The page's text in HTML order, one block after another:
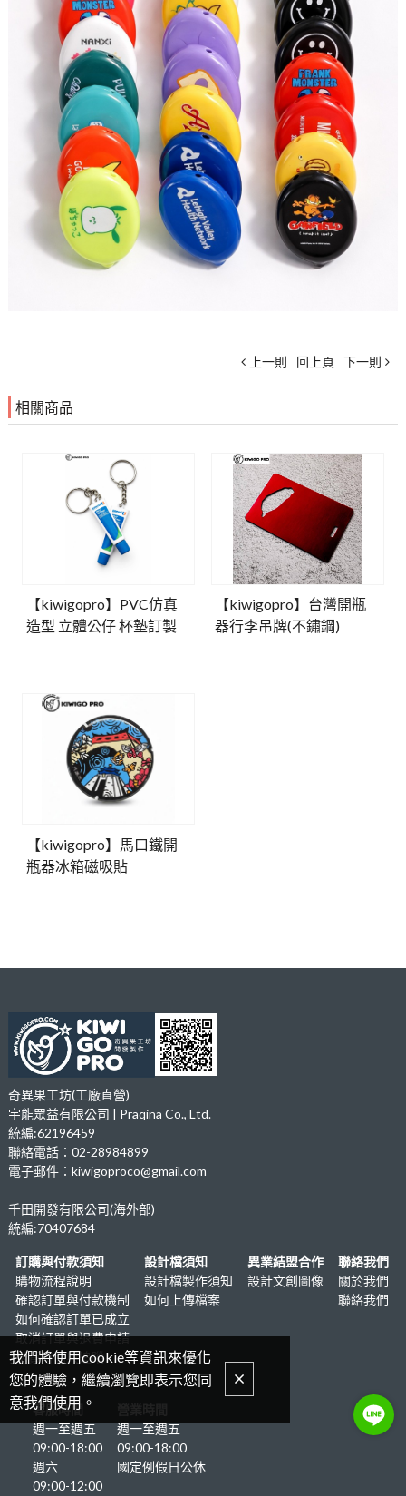
上一則 回上頁 下一則
相關商品
【kiwigopro】PVC仿真
造型 立體公仔 杯墊訂製
【kiwigopro】台灣開瓶
器行李吊牌(不鏽鋼)
【kiwigopro】馬口鐵開
瓶器冰箱磁吸貼
奇異果工坊(工廠直營)
宇能眾益有限公司 | Praqina Co., Ltd.
統編:62196459
聯絡電話：02-28984899
電子郵件：kiwigoproco@gmail.com
千田開發有限公司(海外部)
統編:70407684
訂購與付款須知
購物流程說明
確認訂單與付款機制
如何確認訂單已成立
取消訂單與退費申請
送貨時間與追蹤
設計檔須知
設計檔製作須知
如何上傳檔案
異業結盟合作
設計文創圖像
聯絡我們
關於我們
聯絡我們
客服時間
週一至週五
09:00-18:00
週六
09:00-12:00
週一至週五
09:00-18:00
國定例假日公休
我們將使用cookie等資訊來優化
您的體驗，繼續瀏覽即表示您同
意我們使用。